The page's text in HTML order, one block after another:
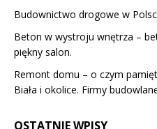
Budownictwo drogowe w
Beton w wystroju wnętrza –
piękny salon.
Remont domu – o czym
Biała i okolice. Firmy
OSTATNIE WPISY